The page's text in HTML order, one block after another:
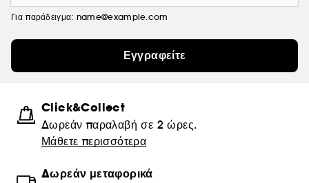
Για παράδειγμα: name@example.com
Εγγραφείτε
Click&Collect
Δωρεάν παραλαβή σε 2 ώρες.
Μάθετε περισσότερα
Δωρεάν μεταφορικά